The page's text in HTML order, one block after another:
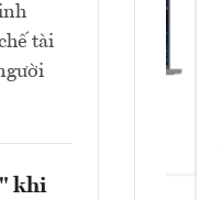
tài
khi